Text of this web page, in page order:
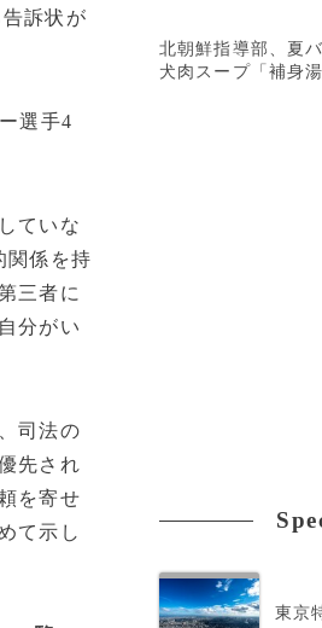
訴状が
選手4
ていな
関係を持
三者に
分がい
司法の
先され
を寄せ
て示し
北朝鮮指導部、夏
犬肉スープ「補身
東京